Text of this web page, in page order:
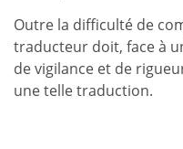
Outre la difficulté de
traducteur doit, face à
de vigilance et de
une telle traduction.